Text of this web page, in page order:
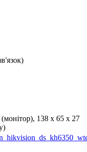
138 х 65 х 27